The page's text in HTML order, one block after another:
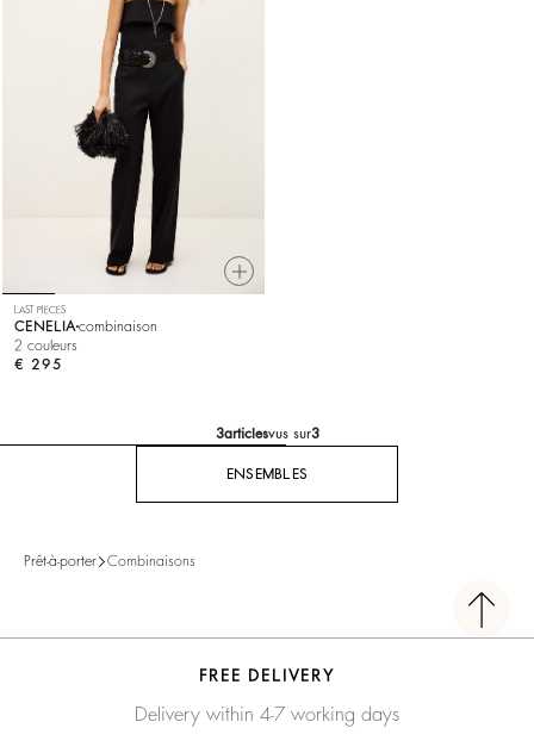
LAST PIECES
CENELIAcombinaison
2 couleurs
€ 295
3articlesvus sur3
ENSEMBLES
Prêt-à-porter Combinaisons
FREE DELIVERY
Delivery within 4-7 working days